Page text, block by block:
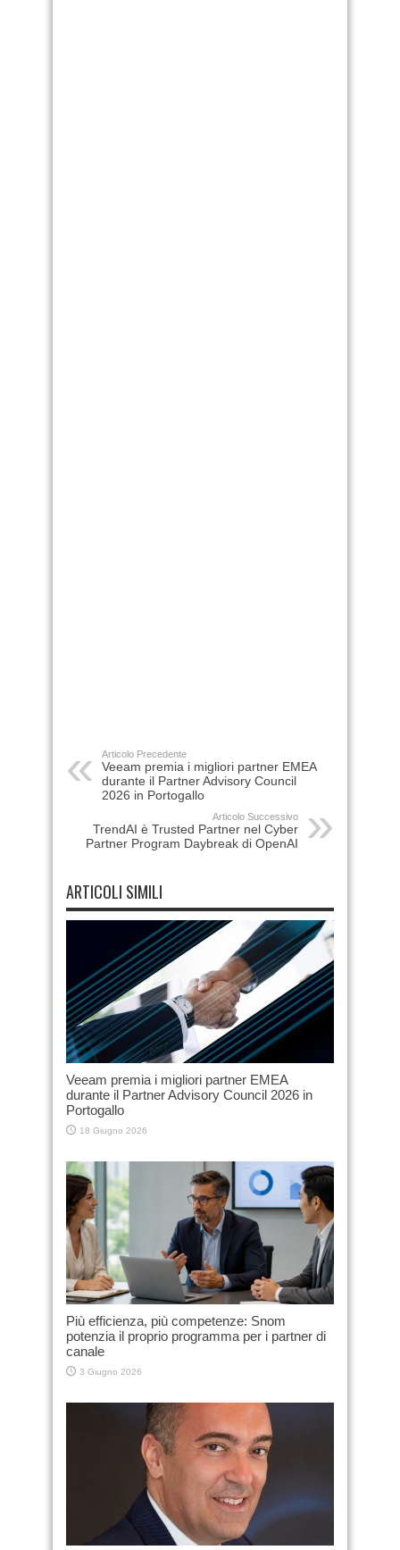
Articolo Precedente
Veeam premia i migliori partner EMEA
durante il Partner Advisory Council
2026 in Portogallo
Articolo Successivo
TrendAI è Trusted Partner nel Cyber
Partner Program Daybreak di OpenAI
ARTICOLI SIMILI
Veeam premia i migliori partner EMEA
durante il Partner Advisory Council 2026 in
Portogallo
18 Giugno 2026
Più efficienza, più competenze: Snom
potenzia il proprio programma per i partner di
canale
3 Giugno 2026